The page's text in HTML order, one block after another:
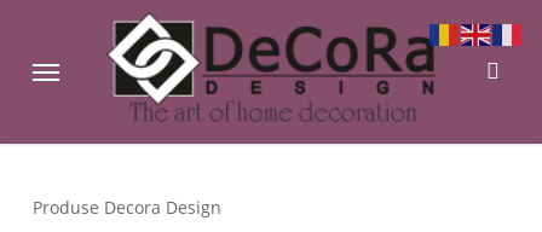
main
Menu
Produse Decora Design